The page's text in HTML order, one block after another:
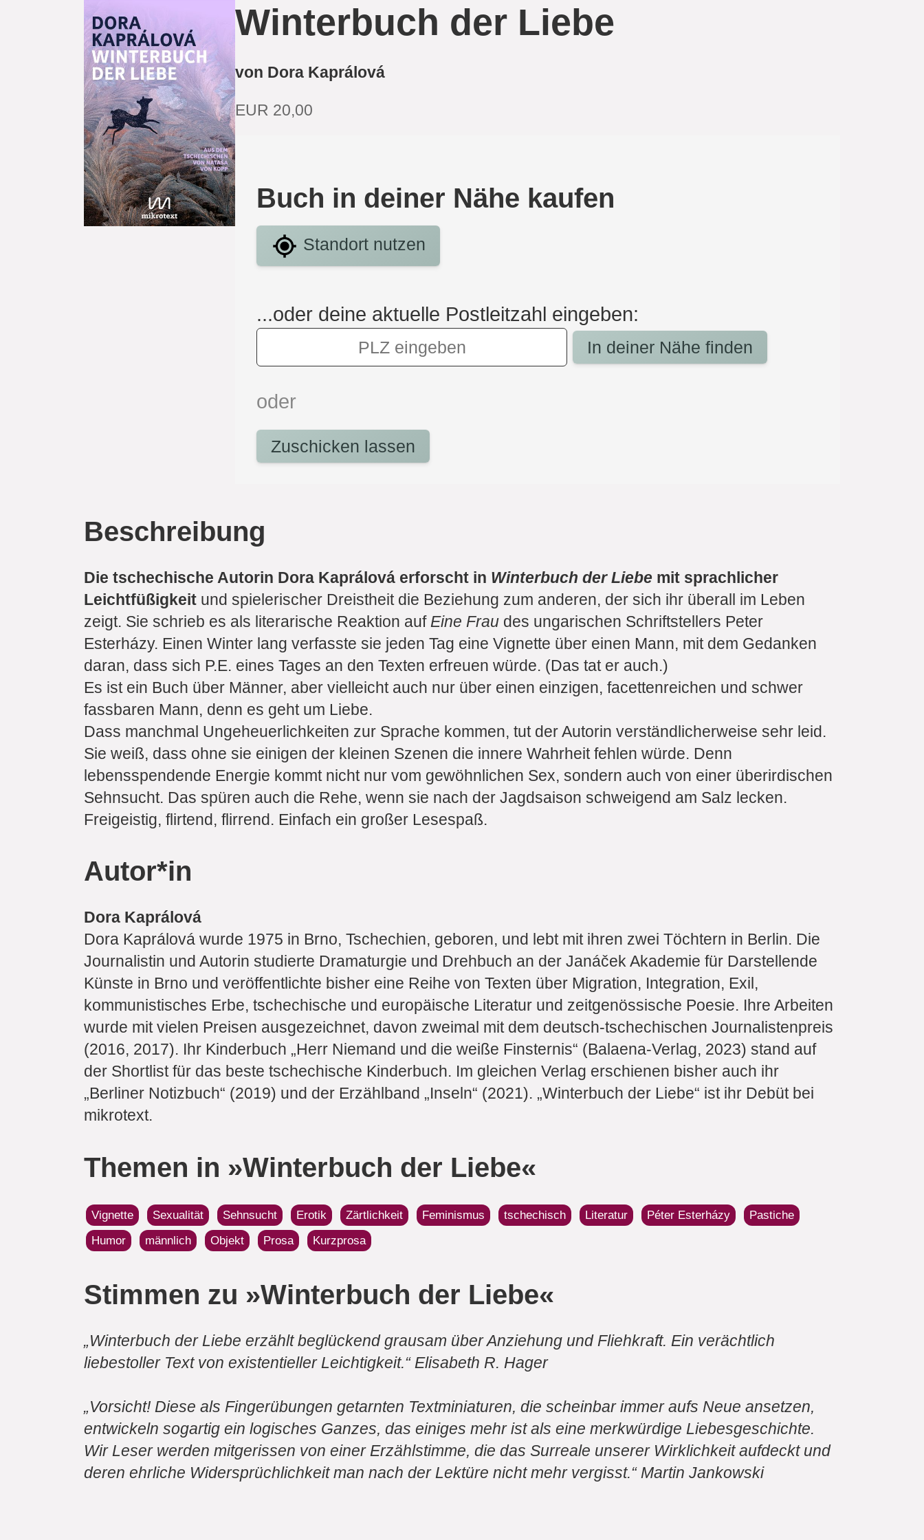
Winterbuch der Liebe
von Dora Kaprálová
EUR 20,00
Buch in deiner Nähe kaufen
Standort nutzen
...oder deine aktuelle Postleitzahl eingeben:
In deiner Nähe finden
oder
Zuschicken lassen
Beschreibung
Die tschechische Autorin Dora Kaprálová erforscht in Winterbuch der Liebe mit sprachlicher
Leichtfüßigkeit und spielerischer Dreistheit die Beziehung zum anderen, der sich ihr überall im Leben
zeigt. Sie schrieb es als literarische Reaktion auf Eine Frau des ungarischen Schriftstellers Peter
Esterházy. Einen Winter lang verfasste sie jeden Tag eine Vignette über einen Mann, mit dem Gedanken
daran, dass sich P.E. eines Tages an den Texten erfreuen würde. (Das tat er auch.)
Es ist ein Buch über Männer, aber vielleicht auch nur über einen einzigen, facettenreichen und schwer
fassbaren Mann, denn es geht um Liebe.
Dass manchmal Ungeheuerlichkeiten zur Sprache kommen, tut der Autorin verständlicherweise sehr leid.
Sie weiß, dass ohne sie einigen der kleinen Szenen die innere Wahrheit fehlen würde. Denn
lebensspendende Energie kommt nicht nur vom gewöhnlichen Sex, sondern auch von einer überirdischen
Sehnsucht. Das spüren auch die Rehe, wenn sie nach der Jagdsaison schweigend am Salz lecken.
Freigeistig, flirtend, flirrend. Einfach ein großer Lesespaß.
Autor*in
Dora Kaprálová
Dora Kaprálová wurde 1975 in Brno, Tschechien, geboren, und lebt mit ihren zwei Töchtern in Berlin. Die
Journalistin und Autorin studierte Dramaturgie und Drehbuch an der Janáček Akademie für Darstellende
Künste in Brno und veröffentlichte bisher eine Reihe von Texten über Migration, Integration, Exil,
kommunistisches Erbe, tschechische und europäische Literatur und zeitgenössische Poesie. Ihre Arbeiten
wurde mit vielen Preisen ausgezeichnet, davon zweimal mit dem deutsch-tschechischen Journalistenpreis
(2016, 2017). Ihr Kinderbuch „Herr Niemand und die weiße Finsternis“ (Balaena-Verlag, 2023) stand auf
der Shortlist für das beste tschechische Kinderbuch. Im gleichen Verlag erschienen bisher auch ihr
„Berliner Notizbuch“ (2019) und der Erzählband „Inseln“ (2021). „Winterbuch der Liebe“ ist ihr Debüt bei
mikrotext.
Themen in »Winterbuch der Liebe«
Vignette Sexualität Sehnsucht Erotik Zärtlichkeit Feminismus tschechisch Literatur Péter Esterházy
Pastiche
Humor
männlich Objekt Prosa Kurzprosa
Stimmen zu »Winterbuch der Liebe«
„Winterbuch der Liebe erzählt beglückend grausam über Anziehung und Fliehkraft. Ein verächtlich
liebestoller Text von existentieller Leichtigkeit.“ Elisabeth R. Hager
„Vorsicht! Diese als Fingerübungen getarnten Textminiaturen, die scheinbar immer aufs Neue ansetzen,
entwickeln sogartig ein logisches Ganzes, das einiges mehr ist als eine merkwürdige Liebesgeschichte.
Wir Leser werden mitgerissen von einer Erzählstimme, die das Surreale unserer Wirklichkeit aufdeckt und
deren ehrliche Widersprüchlichkeit man nach der Lektüre nicht mehr vergisst.“ Martin Jankowski